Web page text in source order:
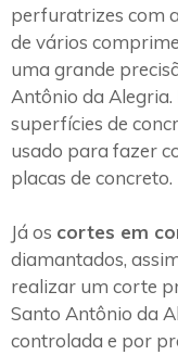
perfuratrizes com
de vários
uma grande
Antônio da
superfícies de
usado para fazer
placas de concreto.
Já os cortes em
diamantados,
realizar um corte
Santo Antônio da
controlada e por